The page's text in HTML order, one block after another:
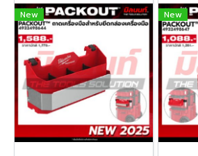
New New